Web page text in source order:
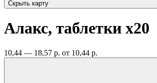
Скрыть карту
Алакс, таблетки x20
10,44 — 18,57 р. от 10,44 р.